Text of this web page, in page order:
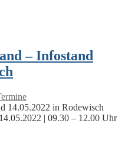
– Infostand
14.05.2022 in Rodewisch
| 09.30 – 12.00 Uhr